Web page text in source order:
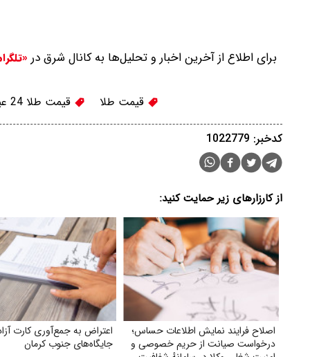
برای اطلاع از آخرین اخبار و تحلیل‌ها به کانال شرق در
قیمت طلا قیمت طلا 24 عیار
کدخبر: 1022779
از کارزارهای زیر حمایت کنید:
اصلاح فرایند نمایش اطلاعات حساس؛
درخواست صیانت از حریم خصوصی و
اعتراض به جمع‌آوری کارت
جایگاه‌های جنوب کرمان